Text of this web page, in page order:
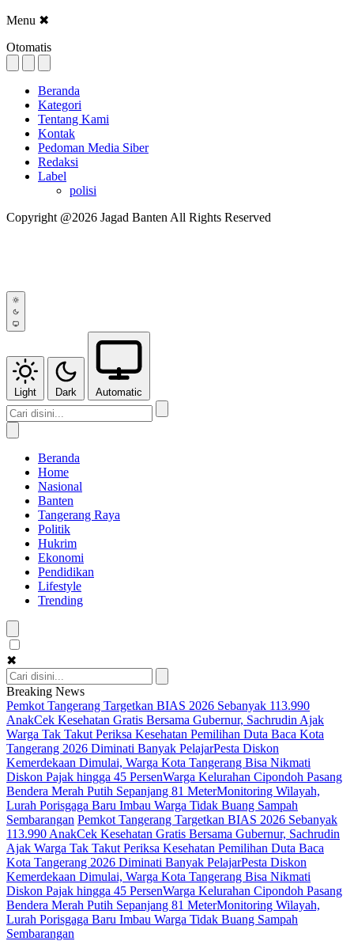
Menu ✖
Otomatis
Beranda
Kategori
Tentang Kami
Kontak
Pedoman Media Siber
Redaksi
Label
polisi
Copyright @2026 Jagad Banten All Rights Reserved
Light Dark Automatic
Beranda
Home
Nasional
Banten
Tangerang Raya
Politik
Hukrim
Ekonomi
Pendidikan
Lifestyle
Trending
✖
Breaking News
Pemkot Tangerang Targetkan BIAS 2026 Sebanyak 113.990
AnakCek Kesehatan Gratis Bersama Gubernur, Sachrudin Ajak
Warga Tak Takut Periksa Kesehatan Pemilihan Duta Baca Kota
Tangerang 2026 Diminati Banyak PelajarPesta Diskon
Kemerdekaan Dimulai, Warga Kota Tangerang Bisa Nikmati
Diskon Pajak hingga 45 PersenWarga Kelurahan Cipondoh Pasang
Bendera Merah Putih Sepanjang 81 MeterMonitoring Wilayah,
Lurah Porisgaga Baru Imbau Warga Tidak Buang Sampah
Sembarangan Pemkot Tangerang Targetkan BIAS 2026 Sebanyak
113.990 AnakCek Kesehatan Gratis Bersama Gubernur, Sachrudin
Ajak Warga Tak Takut Periksa Kesehatan Pemilihan Duta Baca
Kota Tangerang 2026 Diminati Banyak PelajarPesta Diskon
Kemerdekaan Dimulai, Warga Kota Tangerang Bisa Nikmati
Diskon Pajak hingga 45 PersenWarga Kelurahan Cipondoh Pasang
Bendera Merah Putih Sepanjang 81 MeterMonitoring Wilayah,
Lurah Porisgaga Baru Imbau Warga Tidak Buang Sampah
Sembarangan